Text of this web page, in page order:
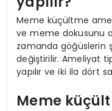
Meme küçültme
ve meme dokusunu
zamanda göğüslerin
değiştirilir. Ameliyat
yapılır ve iki ila dört
Meme